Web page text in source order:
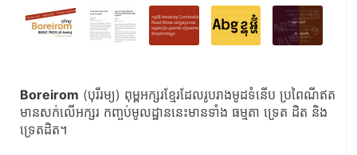
Boreirom (បុរីរម្យ) ពុម្ពអក្សរខ្មែរដែលរូបរាងមូដទំនើប ប្រពៃណីឥត
មានសក់លើអក្សរ កញ្ចប់មូលដ្ឋាននេះមានទាំង ធម្មតា ទ្រេត ដិត និង​
ទ្រេតដិត។